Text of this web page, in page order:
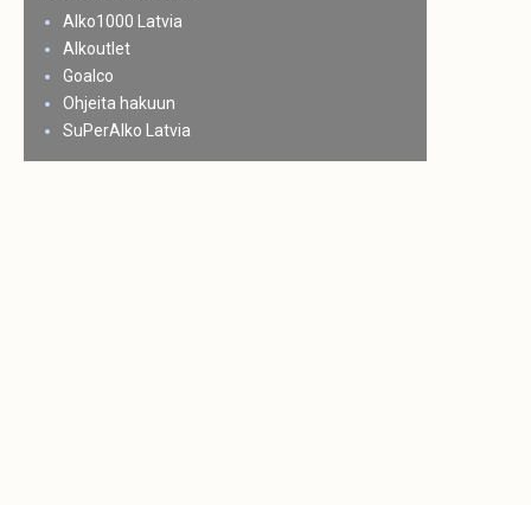
Alko1000 Latvia
Alkoutlet
Goalco
Ohjeita hakuun
SuPerAlko Latvia